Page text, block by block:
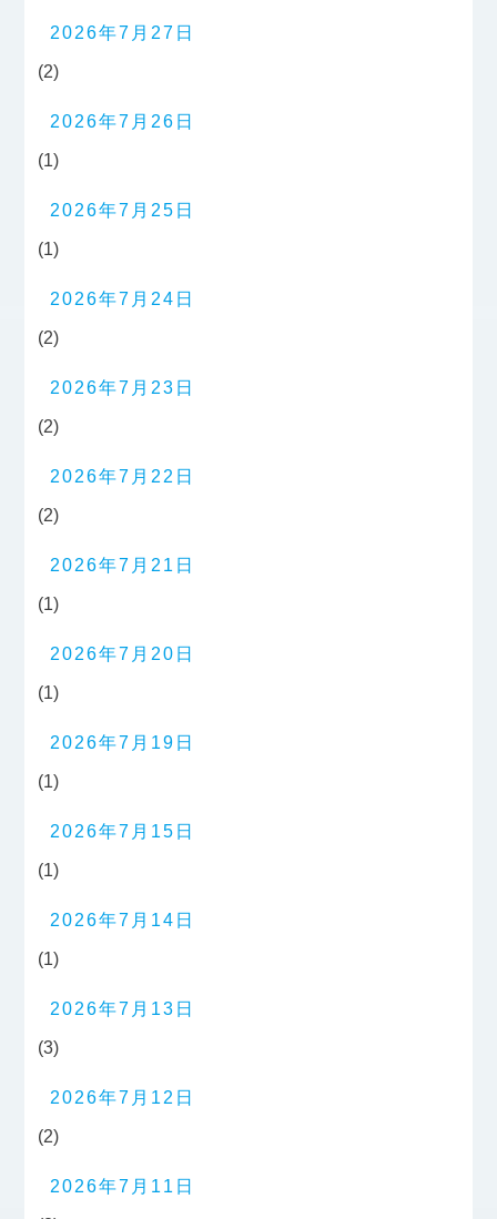
2026年7月27日
(2)
2026年7月26日
(1)
2026年7月25日
(1)
2026年7月24日
(2)
2026年7月23日
(2)
2026年7月22日
(2)
2026年7月21日
(1)
2026年7月20日
(1)
2026年7月19日
(1)
2026年7月15日
(1)
2026年7月14日
(1)
2026年7月13日
(3)
2026年7月12日
(2)
2026年7月11日